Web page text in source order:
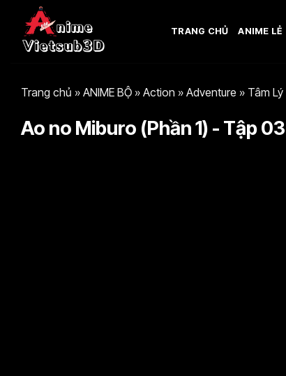
TRANG CHỦ ANIME LẺ
Trang chủ » ANIME BỘ » Action » Adventure » Tâm Lý
Ao no Miburo (Phần 1) - Tập